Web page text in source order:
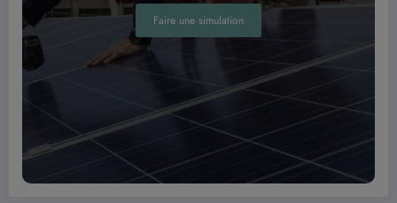
Faire une simulation